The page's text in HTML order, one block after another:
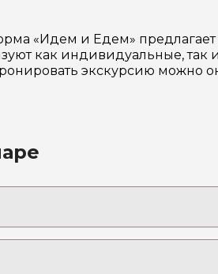
«Идем и Едем»
как индивидуальные, так
экскурсию